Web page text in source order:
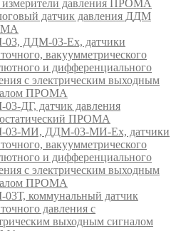
измерители давления ПРОМА
датчик давления ДДМ
ДДМ-03-Ех, датчики
вакуумметрического
и дифференциального
с электрическим выходным
ПРОМА
ДГ, датчик давления
ПРОМА
03-МИ, ДДМ-03-МИ-Ех, датчики
вакуумметрического
и дифференциального
с электрическим выходным
ПРОМА
коммунальный датчик
давления с
выходным сигналом